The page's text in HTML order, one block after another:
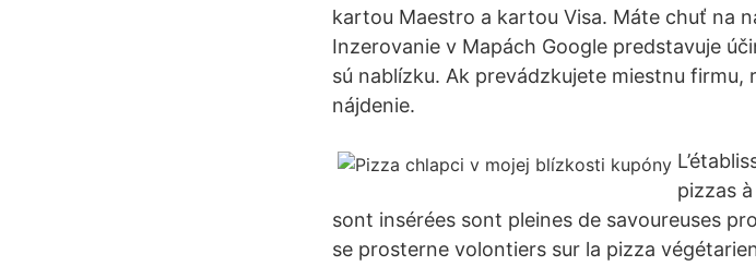
kartou Maestro a kartou Visa. Máte chuť na
Inzerovanie v Mapách Google predstavuje
sú nablízku. Ak prevádzkujete miestnu firmu,
nájdenie.
pizzas
sont insérées sont pleines de savoureuses
se prosterne volontiers sur la pizza